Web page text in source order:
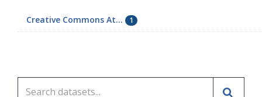
Creative Commons At... 1